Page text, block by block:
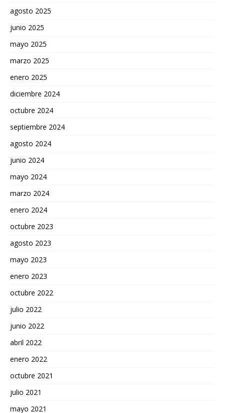
agosto 2025
junio 2025
mayo 2025
marzo 2025
enero 2025
diciembre 2024
octubre 2024
septiembre 2024
agosto 2024
junio 2024
mayo 2024
marzo 2024
enero 2024
octubre 2023
agosto 2023
mayo 2023
enero 2023
octubre 2022
julio 2022
junio 2022
abril 2022
enero 2022
octubre 2021
julio 2021
mayo 2021